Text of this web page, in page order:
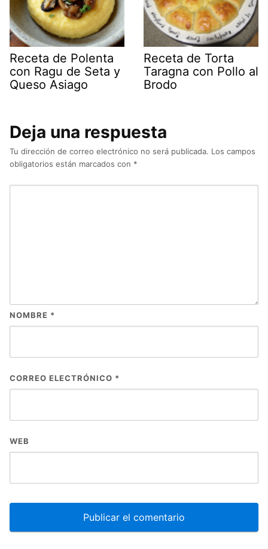
Receta de Polenta
con Ragu de Seta y
Queso Asiago
Receta de Torta
Taragna con Pollo al
Brodo
Deja una respuesta
Tu dirección de correo electrónico no será publicada. Los campos
obligatorios están marcados con *
NOMBRE *
CORREO ELECTRÓNICO *
WEB